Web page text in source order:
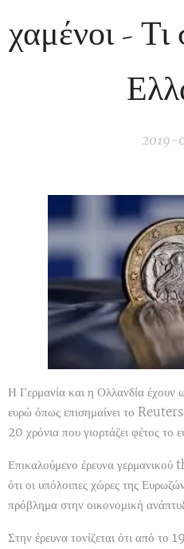
χαμένοι -
2019-
Η Γερμανία και η Ολλανδία έχουν
ευρώ όπως επισημαίνει το
20 χρόνια που γιορτάζει φέτος
Επικαλούμενο έρευνα
ότι οι υπόλοιπες χώρες της
πρόβλημα στην οικονομική
Στην έρευνα τονίζεται ότι από το